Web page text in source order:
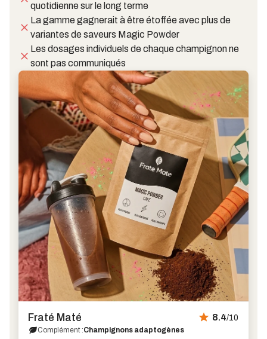
quotidienne sur le long terme
La gamme gagnerait à être étoffée avec plus de
variantes de saveurs Magic Powder
Les dosages individuels de chaque champignon ne
sont pas communiqués
Fraté Maté 8.4/10
Complément :Champignons adaptogènes